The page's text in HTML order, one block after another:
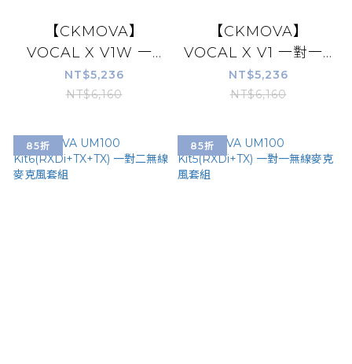
【CKMOVA】
VOCAL X V1W 一...
NT$5,236
NT$6,160
【CKMOVA】
VOCAL X V1 一對一...
NT$5,236
NT$6,160
85折 85折